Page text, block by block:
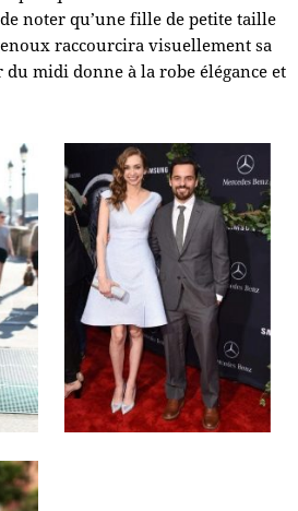
noter qu’une fille de petite taille
raccourcira visuellement sa
midi donne à la robe élégance et